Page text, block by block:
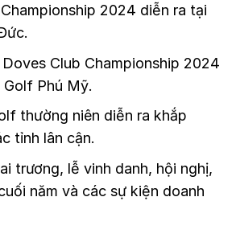
2024 diễn ra tại
Club Championship 2024
Golf Phú Mỹ.
thường niên diễn ra khắp
tỉnh lân cận.
trương, lễ vinh danh, hội nghị,
năm và các sự kiện doanh